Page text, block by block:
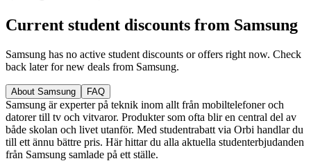
Current student discounts from Samsung
Samsung has no active student discounts or offers right now. Check
back later for new deals from Samsung.
About Samsung FAQ
Samsung är experter på teknik inom allt från mobiltelefoner och
datorer till tv och vitvaror. Produkter som ofta blir en central del av
både skolan och livet utanför. Med studentrabatt via Orbi handlar du
till ett ännu bättre pris. Här hittar du alla aktuella studenterbjudanden
från Samsung samlade på ett ställe.